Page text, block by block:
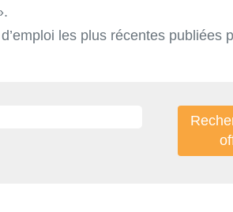
les plus récentes publiées